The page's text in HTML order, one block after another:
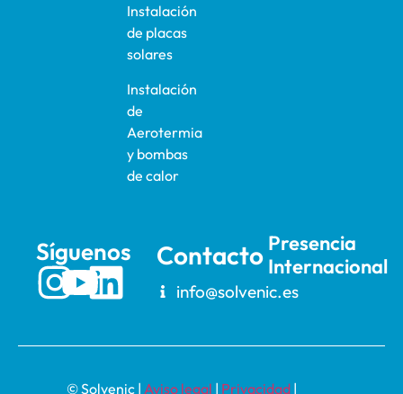
Instalación
de placas
solares
Instalación
de
Aerotermia
y bombas
de calor
Síguenos Contacto
info@solvenic.es
Presencia
Internacional
© Solvenic | Aviso legal | Privacidad |